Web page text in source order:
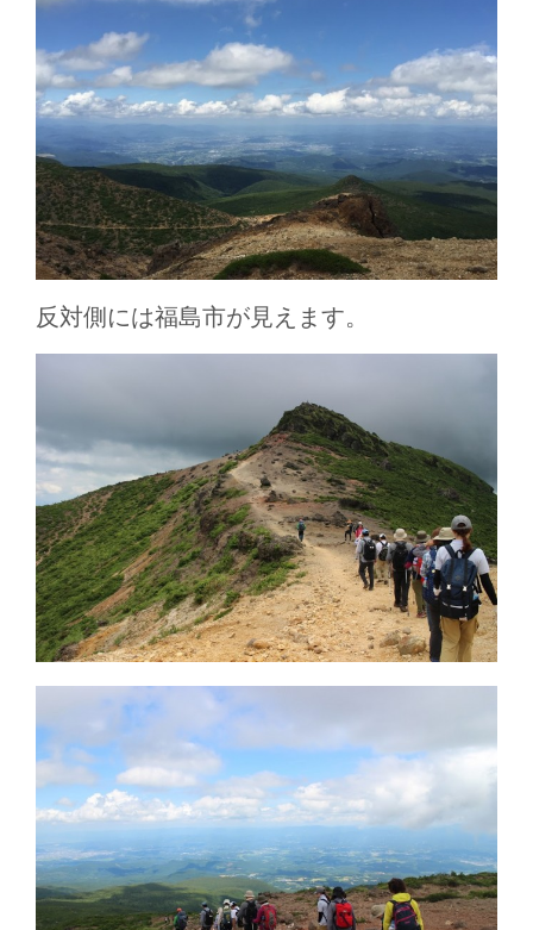
反対側には福島市が見えます。